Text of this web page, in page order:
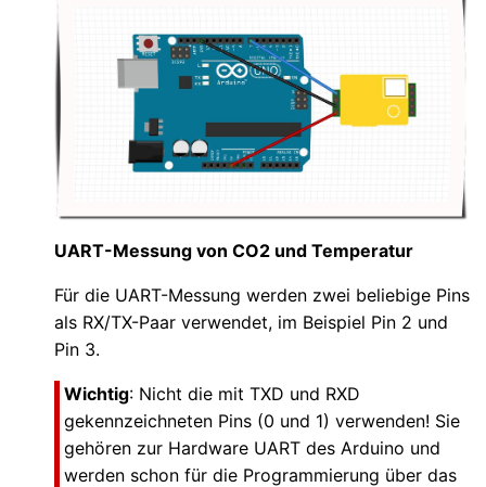
UART-Messung von CO2 und Temperatur
Für die UART-Messung werden zwei beliebige Pins
als RX/TX-Paar verwendet, im Beispiel Pin 2 und
Pin 3.
Wichtig: Nicht die mit TXD und RXD
gekennzeichneten Pins (0 und 1) verwenden! Sie
gehören zur Hardware UART des Arduino und
werden schon für die Programmierung über das